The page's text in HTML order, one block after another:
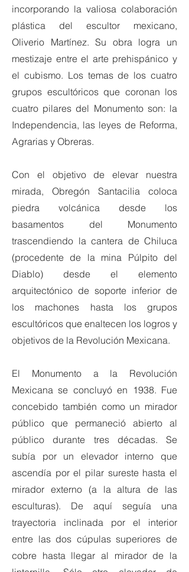
incorporando la valiosa colaboración
plástica del escultor mexicano,
Oliverio Martínez. Su obra logra un
mestizaje entre el arte prehispánico y
el cubismo. Los temas de los cuatro
grupos escultóricos que coronan los
cuatro pilares del Monumento son: la
Independencia, las leyes de Reforma,
Agrarias y Obreras.
Con el objetivo de elevar nuestra
mirada, Obregón Santacilia coloca
piedra volcánica desde los
basamentos del Monumento
trascendiendo la cantera de Chiluca
(procedente de la mina Púlpito del
Diablo) desde el elemento
arquitectónico de soporte inferior de
los machones hasta los grupos
escultóricos que enaltecen los logros y
objetivos de la Revolución Mexicana.
El Monumento a la Revolución
Mexicana se concluyó en 1938. Fue
concebido también como un mirador
público que permaneció abierto al
público durante tres décadas. Se
subía por un elevador interno que
ascendía por el pilar sureste hasta el
mirador externo (a la altura de las
esculturas). De aquí seguía una
trayectoria inclinada por el interior
entre las dos cúpulas superiores de
cobre hasta llegar al mirador de la